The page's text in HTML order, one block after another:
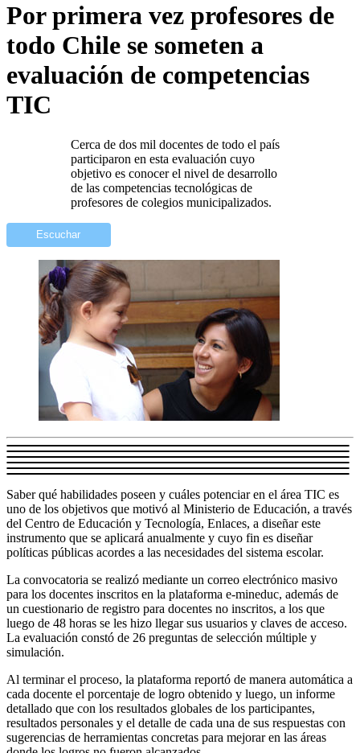
Por primera vez profesores de
todo Chile se someten a
evaluación de competencias
TIC
Cerca de dos mil docentes de todo el país
participaron en esta evaluación cuyo
objetivo es conocer el nivel de desarrollo
de las competencias tecnológicas de
profesores de colegios municipalizados.
Escuchar
Saber qué habilidades poseen y cuáles potenciar en el área TIC es
uno de los objetivos que motivó al Ministerio de Educación, a través
del Centro de Educación y Tecnología, Enlaces, a diseñar este
instrumento que se aplicará anualmente y cuyo fin es diseñar
políticas públicas acordes a las necesidades del sistema escolar.
La convocatoria se realizó mediante un correo electrónico masivo
para los docentes inscritos en la plataforma e-mineduc, además de
un cuestionario de registro para docentes no inscritos, a los que
luego de 48 horas se les hizo llegar sus usuarios y claves de acceso.
La evaluación constó de 26 preguntas de selección múltiple y
simulación.
Al terminar el proceso, la plataforma reportó de manera automática a
cada docente el porcentaje de logro obtenido y luego, un informe
detallado que con los resultados globales de los participantes,
resultados personales y el detalle de cada una de sus respuestas con
sugerencias de herramientas concretas para mejorar en las áreas